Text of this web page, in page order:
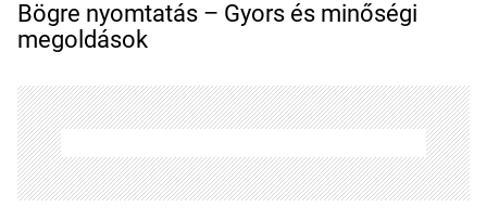
g
y
z
é
s
n
a
v
Bögre nyomtatás – Gyors és minőségi
megoldások